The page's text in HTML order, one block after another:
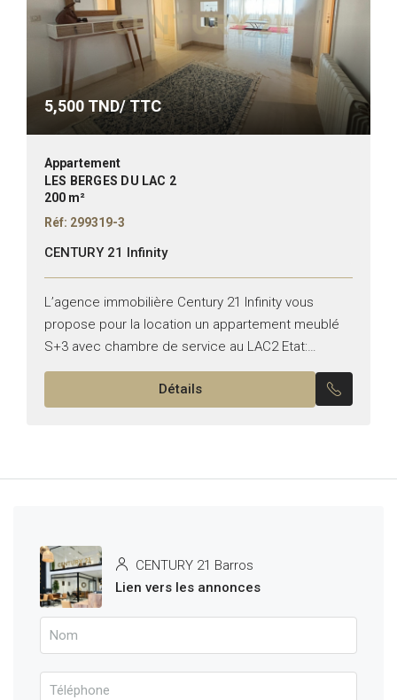
5,500 TND/ TTC
Appartement
LES BERGES DU LAC 2
200 m²
Réf: 299319-3
CENTURY 21 Infinity
L’agence immobilière Century 21 Infinity vous
propose pour la location un appartement meublé
S+3 avec chambre de service au LAC2 Etat:
meublé Il se compose de: -Un salon , salle à
Détails
CENTURY 21 Barros
Lien vers les annonces